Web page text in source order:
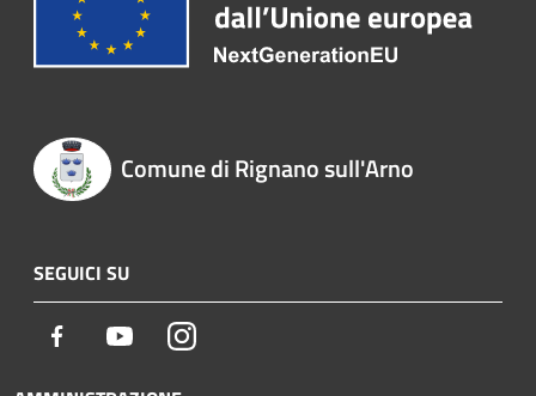
Comune di Rignano sull'Arno
SEGUICI SU
Facebook YoutubeInstagram